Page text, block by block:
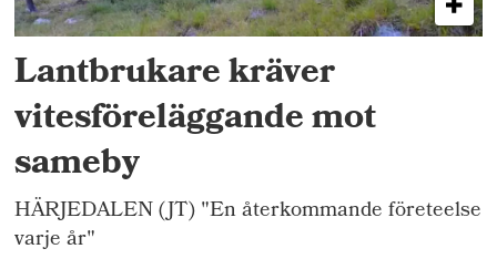
Lantbrukare kräver
vitesföreläggande mot
sameby
HÄRJEDALEN (JT) "En återkommande företeelse
varje år"